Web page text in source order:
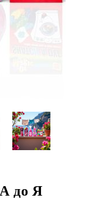
до Я